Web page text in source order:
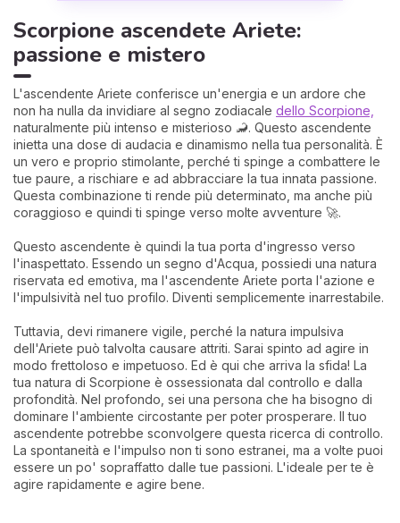
Scorpione ascendete Ariete:
passione e mistero
L'ascendente Ariete conferisce un'energia e un ardore che
non ha nulla da invidiare al segno zodiacale dello Scorpione,
naturalmente più intenso e misterioso 🦂. Questo ascendente
inietta una dose di audacia e dinamismo nella tua personalità. È
un vero e proprio stimolante, perché ti spinge a combattere le
tue paure, a rischiare e ad abbracciare la tua innata passione.
Questa combinazione ti rende più determinato, ma anche più
coraggioso e quindi ti spinge verso molte avventure 🚀.
Questo ascendente è quindi la tua porta d'ingresso verso
l'inaspettato. Essendo un segno d'Acqua, possiedi una natura
riservata ed emotiva, ma l'ascendente Ariete porta l'azione e
l'impulsività nel tuo profilo. Diventi semplicemente inarrestabile.
Tuttavia, devi rimanere vigile, perché la natura impulsiva
dell'Ariete può talvolta causare attriti. Sarai spinto ad agire in
modo frettoloso e impetuoso. Ed è qui che arriva la sfida! La
tua natura di Scorpione è ossessionata dal controllo e dalla
profondità. Nel profondo, sei una persona che ha bisogno di
dominare l'ambiente circostante per poter prosperare. Il tuo
ascendente potrebbe sconvolgere questa ricerca di controllo.
La spontaneità e l'impulso non ti sono estranei, ma a volte puoi
essere un po' sopraffatto dalle tue passioni. L'ideale per te è
agire rapidamente e agire bene.